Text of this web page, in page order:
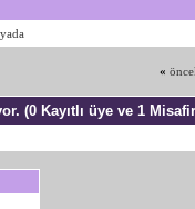
«
(0 Kayıtlı üye ve 1